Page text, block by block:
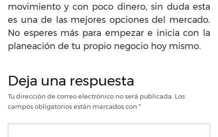
movimiento y con poco dinero, sin duda esta
es una de las mejores opciones del mercado.
No esperes más para empezar e inicia con la
planeación de tu propio negocio hoy mismo.
Deja una respuesta
Tu dirección de correo electrónico no será publicada. Los
campos obligatorios están marcados con *